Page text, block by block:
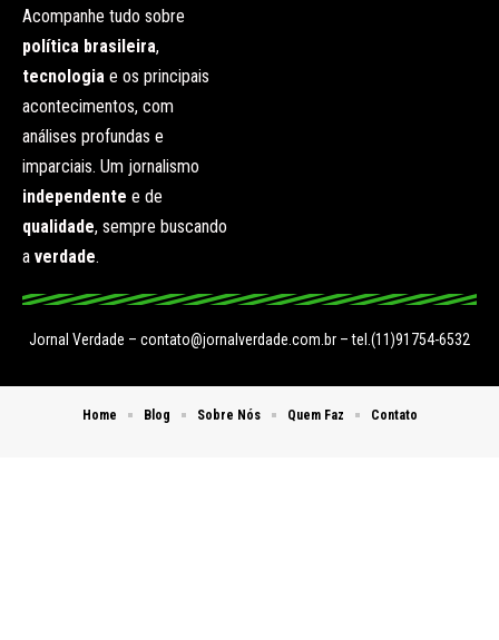
Acompanhe tudo sobre
política brasileira,
tecnologia e os principais
acontecimentos, com
análises profundas e
imparciais. Um jornalismo
independente e de
qualidade, sempre buscando
a verdade.
Jornal Verdade – contato@jornalverdade.com.br – tel.(11)91754-6532
Home Blog Sobre Nós Quem Faz Contato